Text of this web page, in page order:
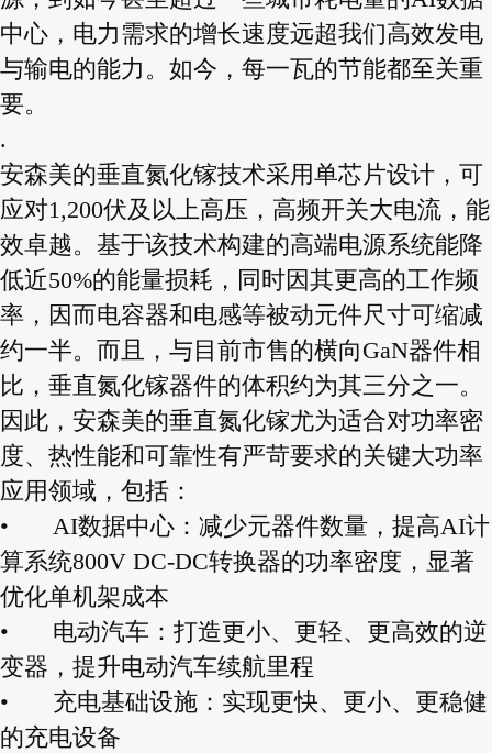
中心，电力需求的增长速度远超我们高效发电
与输电的能力。如今，每一瓦的节能都至关重
要。
.
安森美的垂直氮化镓技术采用单芯片设计，可
应对1,200伏及以上高压，高频开关大电流，能
效卓越。基于该技术构建的高端电源系统能降
低近50%的能量损耗，同时因其更高的工作频
率，因而电容器和电感等被动元件尺寸可缩减
约一半。 而且，与目前市售的横向GaN器件相
比，垂直氮化镓器件的体积约为其三分之一。
因此，安森美的垂直氮化镓尤为适合对功率密
度、热性能和可靠性有严苛要求的关键大功率
应用领域，包括：
•
AI数据中心：减少元器件数量，提高AI计
算系统800V DC-DC转换器的功率密度，显著
优化单机架成本
•
电动汽车：打造更小、更轻、更高效的逆
变器，提升电动汽车续航里程
•
充电基础设施：实现更快、更小、更稳健
的充电设备